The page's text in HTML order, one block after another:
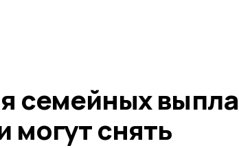
семейных
могут снять